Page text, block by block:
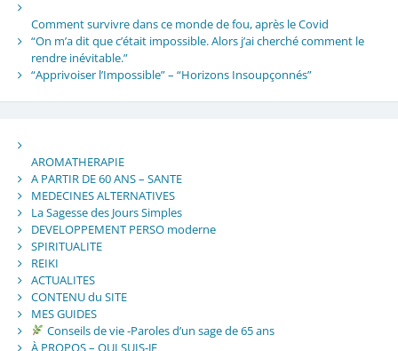
Comment survivre dans ce monde de fou, après le Covid
“On m’a dit que c’était impossible. Alors j’ai cherché comment le
rendre inévitable.”
“Apprivoiser l’Impossible” – “Horizons Insoupçonnés”
AROMATHERAPIE
A PARTIR DE 60 ANS – SANTE
MEDECINES ALTERNATIVES
La Sagesse des Jours Simples
DEVELOPPEMENT PERSO moderne
SPIRITUALITE
REIKI
ACTUALITES
CONTENU du SITE
MES GUIDES
Conseils de vie -Paroles d’un sage de 65 ans
À PROPOS – QUI SUIS-JE